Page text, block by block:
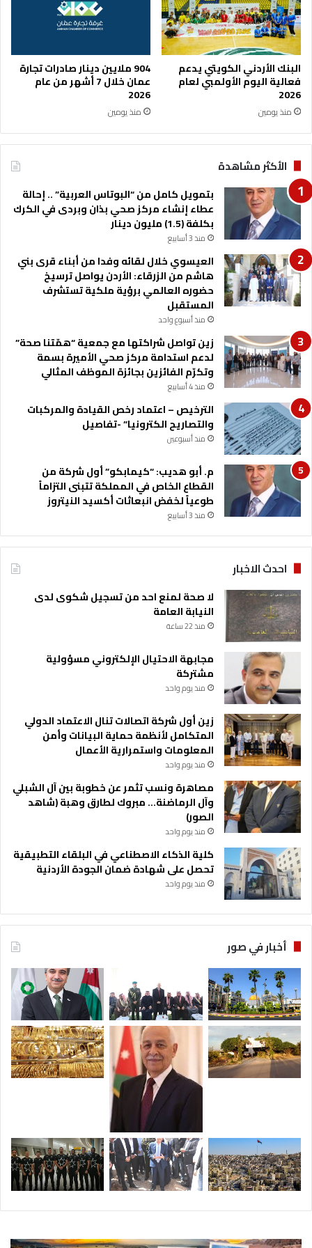
و
ا
د
ي
ا
ز
ق
ي
ا
ل
س
ي
ا
ح
ي
ة
و
ا
ل
أ
ه
ل
ي
ب
و
ي
ا
ل
م
ح
ت
ر
ف
ي
ن
ك
ر
ة
ا
ل
ق
د
م
غ
د
ا
البنك الأردني الكويتي يدعم
فعالية اليوم الأولمبي لعام
2026
منذ يومين
904 ملايين دينار صادرات تجارة
عمان خلال 7 أشهر من عام
2026
منذ يومين
الأكثر مشاهدة
بتمويل كامل من “البوتاس العربية” .. إحالة
عطاء إنشاء مركز صحي بذان وبردى في الكرك
بكلفة (1.5) مليون دينار
منذ 3 أسابيع
العيسوي خلال لقائه وفدا من أبناء قرى بني
هاشم من الزرقاء: الأردن يواصل ترسيخ
حضوره العالمي برؤية ملكية تستشرف
المستقبل
منذ أسبوع واحد
زين تواصل شراكتها مع جمعية “همّتنا صحة”
لدعم استدامة مركز صحي الأميرة بسمة
وتكرّم الفائزين بجائزة الموظف المثالي
منذ 4 أسابيع
الترخيص – اعتماد رخص القيادة والمركبات
والتصاريح الكترونيا” -تفاصيل
منذ أسبوعين
م. أبو هديب: “كيمابكو” أول شركة من
القطاع الخاص في المملكة تتبنى التزاماً
طوعياً لخفض انبعاثات أكسيد النيتروز
منذ 3 أسابيع
احدث الاخبار
لا صحة لمنع احد من تسجيل شكوى لدى
النيابة العامة
منذ 22 ساعة
مجابهة الاحتيال الإلكتروني مسؤولية
مشتركة
منذ يوم واحد
زين أول شركة اتصالات تنال الاعتماد الدولي
المتكامل لأنظمة حماية البيانات وأمن
المعلومات واستمرارية الأعمال
منذ يوم واحد
مصاهرة ونسب تثمر عن خطوبة بين آل الشبلي
وآل الرماضنة… مبروك لطارق وهبة (شاهد
الصور)
منذ يوم واحد
كلية الذكاء الاصطناعي في البلقاء التطبيقية
تحصل على شهادة ضمان الجودة الأردنية
منذ يوم واحد
أخبار في صور